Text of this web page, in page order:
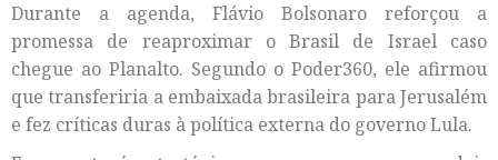
Durante a agenda, Flávio Bolsonaro reforçou a
promessa de reaproximar o Brasil de Israel caso
chegue ao Planalto. Segundo o Poder360, ele afirmou
que transferiria a embaixada brasileira para Jerusalém
e fez críticas duras à política externa do governo Lula.